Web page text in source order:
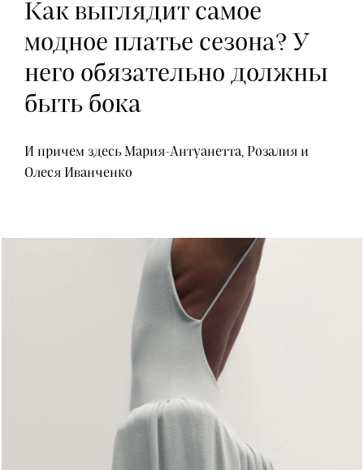
Как выглядит самое
модное платье сезона? У
него обязательно должны
быть бока
И причем здесь Мария-Антуанетта, Розалия и
Олеся Иванченко